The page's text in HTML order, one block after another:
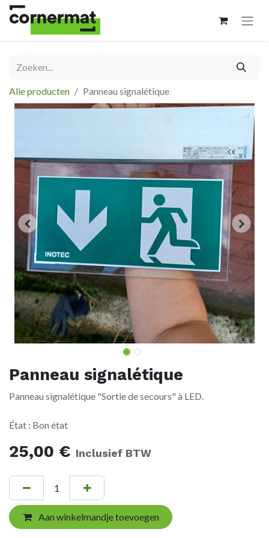
Alle producten Panneau signalétique
Panneau signalétique
Panneau signalétique "Sortie de secours" à LED.
État : Bon état
25,00 € Inclusief BTW
Aan winkelmandje toevoegen